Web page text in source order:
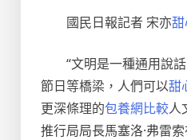
國民日報記者 宋亦
“文明是一種通用說
節日等橋梁，人們可以甜
更深條理的包養網比較人
推行局局長馬塞洛·弗雷